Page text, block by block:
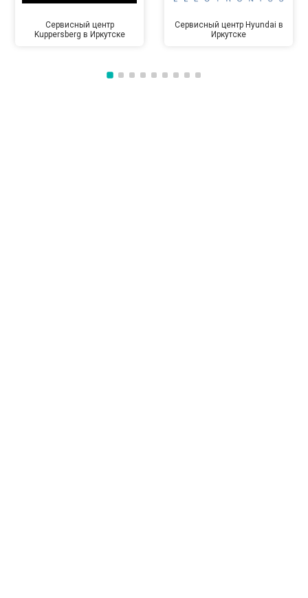
Сервисный центр
Kuppersberg в Иркутске
Сервисный центр Hyundai в
Иркутске